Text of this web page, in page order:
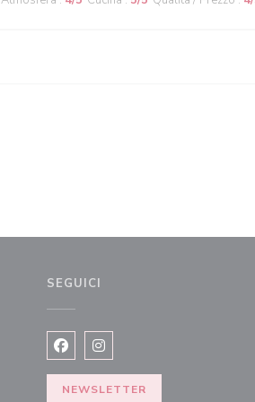
SEGUICI
Facebook ((apre una nuova
Instagram ((apre una
NEWSLETTER